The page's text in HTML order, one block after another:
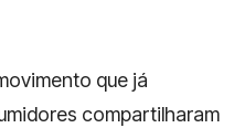
que já
compartilharam